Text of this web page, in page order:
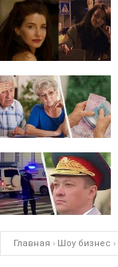
Главная › Шоу бизнес ›